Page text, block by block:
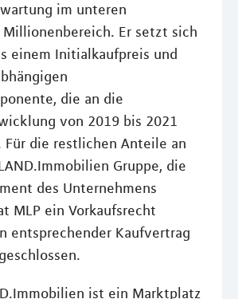
im unteren
Er setzt sich
einem Initialkaufpreis und
die an die
von 2019 bis 2021
die restlichen Anteile an
Gruppe, die
des Unternehmens
MLP ein Vorkaufsrecht
entsprechender Kaufvertrag
ist ein Marktplatz